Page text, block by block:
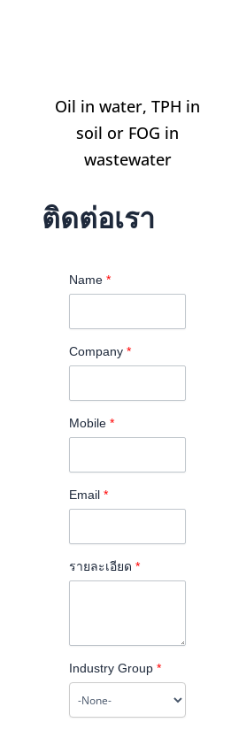
Oil in water, TPH in
soil or FOG in
wastewater
ติดต่อเรา
Name *
Company *
Mobile *
Email *
รายละเอียด *
Industry Group *